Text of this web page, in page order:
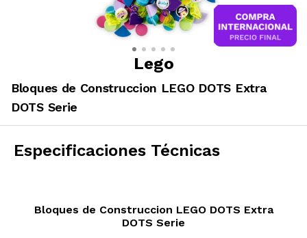
Lego
Bloques de Construccion LEGO DOTS Extra
DOTS Serie
Especificaciones Técnicas
Bloques de Construccion LEGO DOTS Extra
DOTS Serie